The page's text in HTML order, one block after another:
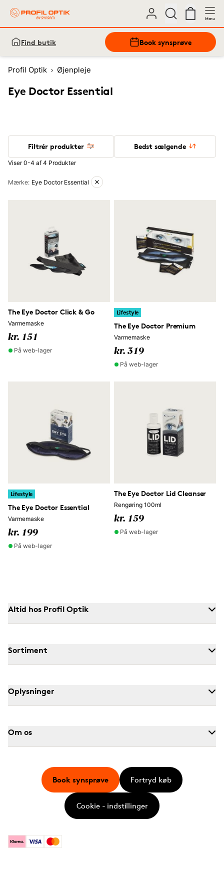
Menu
Find butik Book synsprøve
Profil Optik Øjenpleje
Eye Doctor Essential
Filtrér produkter Bedst sælgende
Viser 0-4 af 4 Produkter
Aktive filtre
Mærke: Eye Doctor Essential
The Eye Doctor Click & Go
Varmemaske
kr. 151
På web-lager
Lifestyle
The Eye Doctor Premium
Varmemaske
kr. 319
På web-lager
Lifestyle
The Eye Doctor Essential
Varmemaske
kr. 199
På web-lager
The Eye Doctor Lid Cleanser
Rengøring 100ml
kr. 159
På web-lager
Altid hos Profil Optik
Sortiment
Oplysninger
Om os
KlarnaVisa Mastercard
Book synsprøve Fortryd køb
Cookie - indstillinger